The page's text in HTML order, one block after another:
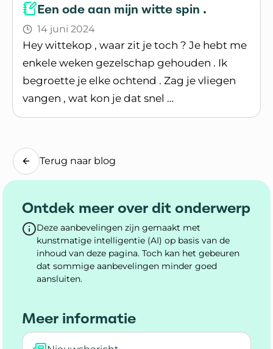
Een ode aan mijn witte spin .
14 juni 2024
Hey wittekop , waar zit je toch ? Je hebt me
enkele weken gezelschap gehouden . Ik
begroette je elke ochtend . Zag je vliegen
vangen , wat kon je dat snel …
Lees blogpost
Terug naar blog
Ontdek meer over dit onderwerp
Deze aanbevelingen zijn gemaakt met
kunstmatige intelligentie (AI) op basis van de
inhoud van deze pagina. Toch kan het gebeuren
dat sommige aanbevelingen minder goed
aansluiten.
Meer informatie